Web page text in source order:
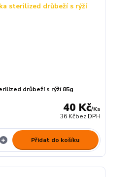
drůbeží s rýží 85g
40 Kč/Ks
36 Kčbez DPH
Přidat do košíku